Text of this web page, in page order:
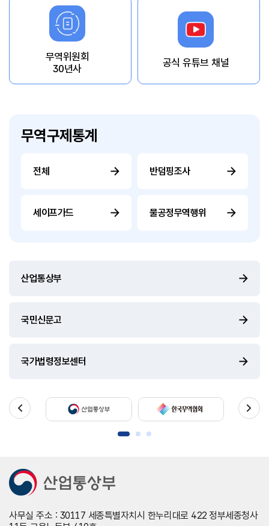
무역위원회
30년사
공식 유튜브 채널
무역구제통계
전체 반덤핑조사
세이프가드 불공정무역행위
산업통상부
국민신문고
국가법령정보센터
사무실 주소 : 30117 세종특별자치시 한누리대로 422 정부세종청사